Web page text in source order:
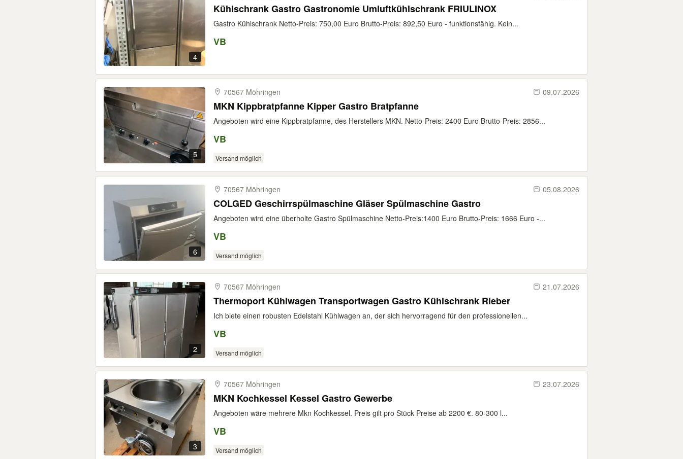
4
Kühlschrank Gastro Gastronomie Umluftkühlschrank FRIULINOX
Gastro Kühlschrank Netto-Preis: 750,00 Euro Brutto-Preis: 892,50 Euro - funktionsfähig. Kein...
VB
5
70567 Möhringen 09.07.2026
MKN Kippbratpfanne Kipper Gastro Bratpfanne
Angeboten wird eine Kippbratpfanne, des Herstellers MKN. Netto-Preis: 2400 Euro Brutto-Preis: 2856...
VB
Versand möglich
6
70567 Möhringen 05.08.2026
COLGED Geschirrspülmaschine Gläser Spülmaschine Gastro
Angeboten wird eine überholte Gastro Spülmaschine Netto-Preis:1400 Euro Brutto-Preis: 1666 Euro -...
VB
Versand möglich
2
70567 Möhringen 21.07.2026
Thermoport Kühlwagen Transportwagen Gastro Kühlschrank Rieber
Ich biete einen robusten Edelstahl Kühlwagen an, der sich hervorragend für den professionellen...
VB
Versand möglich
3
70567 Möhringen 23.07.2026
MKN Kochkessel Kessel Gastro Gewerbe
Angeboten wäre mehrere Mkn Kochkessel. Preis gilt pro Stück Preise ab 2200 €. 80-300 l...
VB
Versand möglich